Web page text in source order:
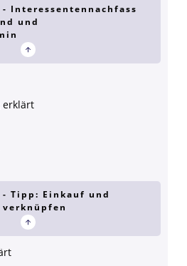
Interessentennachfass
und
erklärt
- Tipp: Einkauf und
verknüpfen